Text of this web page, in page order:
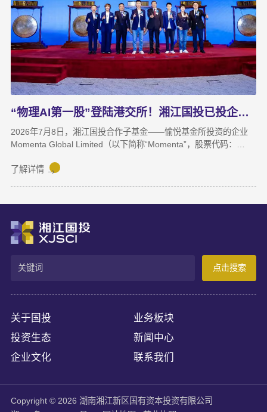
局初步形成；直投项目储备与落地扎实推进，资本招商取得实质进
展；湘江基金小镇二期克服连续雨季施工困难，顺利完成竣工验
收；数据运营、商业保理转型取得阶段性突破，科技成果转化服务
与大学生创新创业支持工作也正加速铺开，为后续增长注入新活
力。
“物理AI第一股”登陆港交所！湘江国投已投企业Momenta成功上市
2026年7月8日，湘江国投合作子基金——愉悦基金所投资的企业
Momenta Global Limited（以下简称“Momenta”，股票代码：
第一股”。Momenta本次上市募集资金将主要用于物理AI核心技术
驾驶与人工智能企业，核心团队源自微软亚洲研究院、商汤科技等
AI机构。公司率先提出并量产首发R7世界模型，让AI从“识别像素”
进阶为“理解物理规律、推演真实世界演变”，支撑乘用车高阶智
驾、Robotaxi、无人物流等全场景落地。截至上市前夕，搭载
Momenta智驾系统的量产车辆规模已突破100万台，成功交付超
100款量产车型，与全球前十车企中九家建立合作。据灼识咨询数
据，2025年3月至2026年2月，Momenta在中国第三方城市NOA解
决方案市场销量市占率达65%，位居独立供应商，确立了其物理AI
了解详情
点击搜索
关于国投
业务板块
投资生态
新闻中心
企业文化
联系我们
Copyright © 2026 湖南湘江新区国有资本投资有限公司